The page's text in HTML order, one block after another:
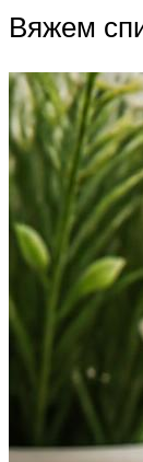
Вяжем